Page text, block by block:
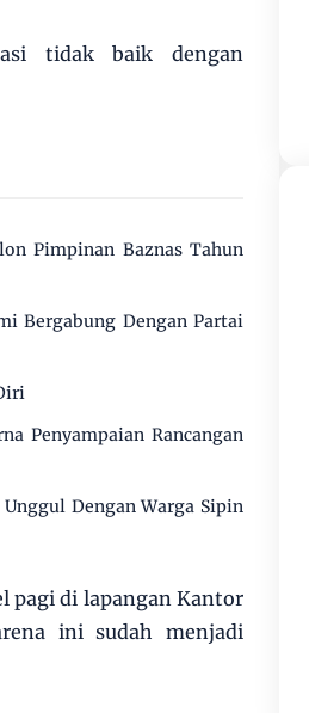
tidak baik dengan
Pimpinan Baznas Tahun
Bergabung Dengan Partai
Penyampaian Rancangan
Dengan Warga Sipin
pagi di lapangan Kantor
ini sudah menjadi